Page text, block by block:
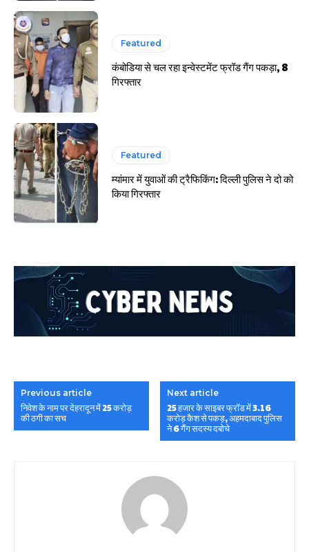
Featured
कंबोडिया से चल रहा इन्वेस्टमेंट फ्रॉड गैंग पकड़ा, 8
गिरफ्तार
Featured
म्यांमार में युवाओं की ट्रैफिकिंग: दिल्ली पुलिस ने दो को
किया गिरफ्तार
Previous article
निवेश के नाम पर देहरादून में 25 करोड़
की ठगी का सच
Next article
25 हजार के साइबर फ्रॉड में 3.16
करोड़ कैश से पकड़, अहमदाबाद पुलिस
ने 6 गैंग सदस्य दबोचे